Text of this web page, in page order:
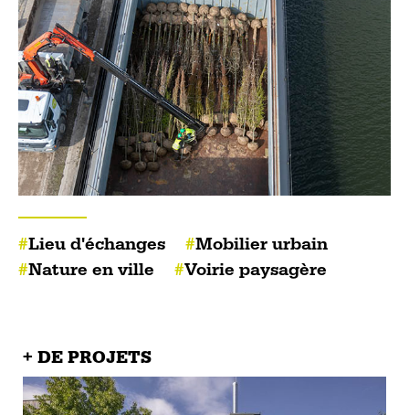
Lieu d'échanges
Mobilier urbain
Nature en ville
Voirie paysagère
+ DE PROJETS